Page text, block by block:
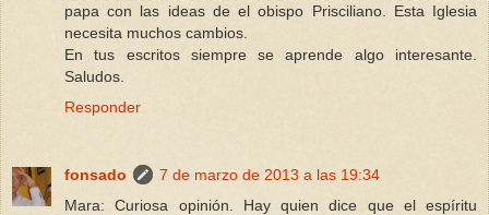
papa con las ideas de el obispo Prisciliano. Esta Iglesia
necesita muchos cambios.
En tus escritos siempre se aprende algo interesante.
Saludos.
Responder
fonsado
7 de marzo de 2013 a las 19:34
Mara: Curiosa opinión. Hay quien dice que el espíritu